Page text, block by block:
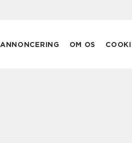
ANNONCERING OM OS